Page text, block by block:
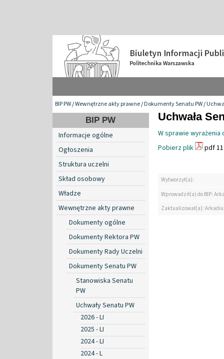
BIP PW/Wewnętrzne akty prawne/Dokumenty Senatu PW/
BIP PW
Informacje ogólne
Ogłoszenia
Struktura uczelni
Skład osobowy
Władze
Wewnętrzne akty prawne
Dokumenty ogólne
Dokumenty Rektora PW
Dokumenty Rady Uczelni
Dokumenty Senatu PW
Stanowiska Senatu
PW
Uchwały Senatu PW
2026 - LI
2025 - LI
2024 - LI
2024 - L
Uchwała
W sprawie
Pobierz plik
pdf
Wytworzył(a):
Wprowadził(a) do BIP:
Zaktualizował(a):